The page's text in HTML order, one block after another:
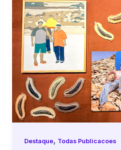
Destaque, Todas Publicacoes